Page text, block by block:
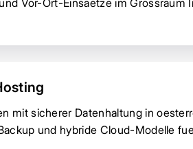
mit sicherer Datenhaltung in
und hybride Cloud-Modelle